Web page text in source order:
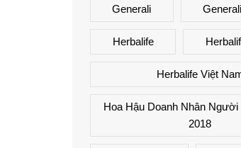
Generali
Herbalife
Herbalife Việt
Hoa Hậu Doanh Nhân Người
2018